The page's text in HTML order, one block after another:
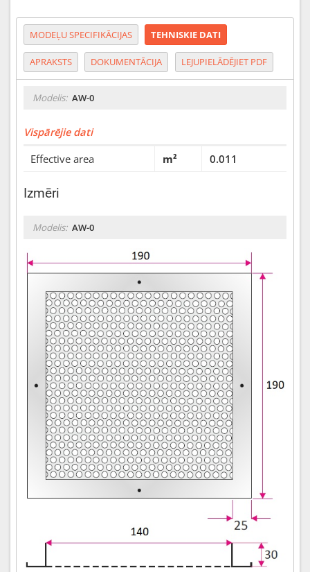
MODEĻU SPECIFIKĀCIJAS TEHNISKIE DATI
APRAKSTS DOKUMENTĀCIJA LEJUPIELĀDĒJIET PDF
Modelis: AW-0
Vispārējie dati
Effective area
m² 0.011
Izmēri
Modelis: AW-0